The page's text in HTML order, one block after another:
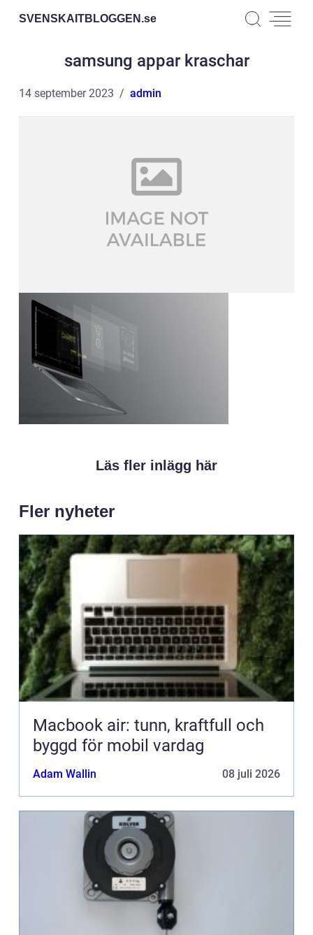
SVENSKAITBLOGGEN.se
samsung appar kraschar
14 september 2023 admin
Läs fler inlägg här
Fler nyheter
Macbook air: tunn, kraftfull och
byggd för mobil vardag
Adam Wallin 08 juli 2026